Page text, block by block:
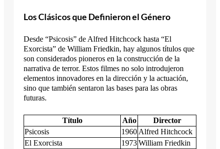
Los Clásicos que Definieron el Género
Desde “Psicosis” de Alfred Hitchcock hasta “El
Exorcista” de William Friedkin, hay algunos títulos que
son considerados pioneros en la construcción de la
narrativa de terror. Estos filmes no solo introdujeron
elementos innovadores en la dirección y la actuación,
sino que también sentaron las bases para las obras
futuras.
Título Año
Director
Psicosis
1960Alfred Hitchcock
El Exorcista
1973William Friedkin